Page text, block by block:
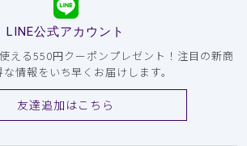
LINE公式アカウント
える550円クーポンプレゼント！注目の新商
情報をいち早くお届けします。
友達追加はこちら